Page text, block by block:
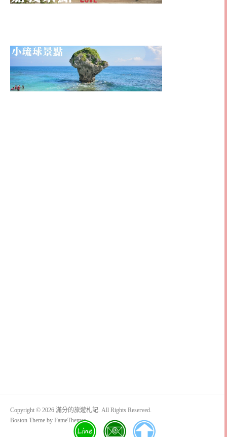
Copyright © 2026 滿分的旅遊札記. All Rights Reserved.
Boston Theme by FameThemes